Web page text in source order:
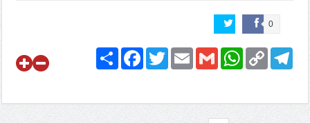
0
ShareFacebookTwitterEmailGmail
WhatsApp Copy
Link
Telegram